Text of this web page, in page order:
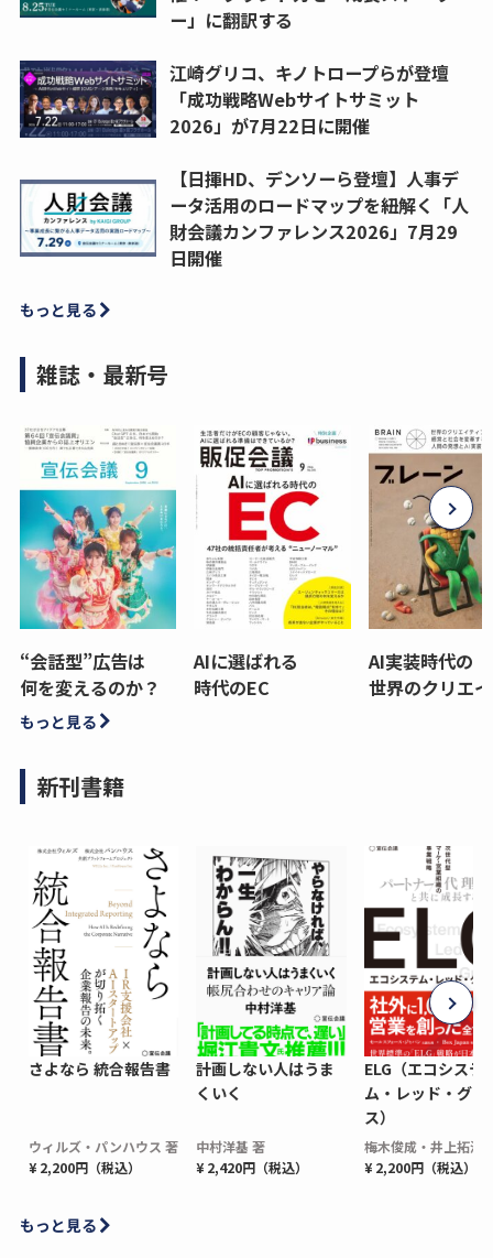
ー」に翻訳する
江崎グリコ、キノトロープらが登壇
「成功戦略Webサイトサミット
2026」が7月22日に開催
【日揮HD、デンソーら登壇】人事デ
ータ活用のロードマップを紐解く「人
財会議カンファレンス2026」7月29
日開催
もっと見る
雑誌・最新号
“会話型”広告は
何を変えるのか？
AIに選ばれる
時代のEC
AI実装時代の
世界のクリエ
もっと見る
新刊書籍
さよなら 統合報告書
ウィルズ・パンハウス 著
¥ 2,200円（税込）
計画しない人はうま
くいく
中村洋基 著
¥ 2,420円（税込）
ELG（エコシステ
ム・レッド・グロ
ス）
梅木俊成・井上拓海
¥ 2,200円（税込）
もっと見る